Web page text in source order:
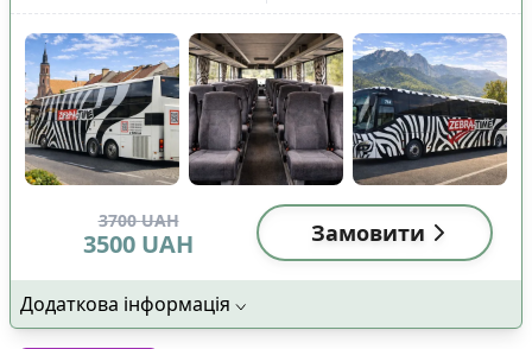
3700 UAH
3500 UAH Замовити
Додаткова інформація